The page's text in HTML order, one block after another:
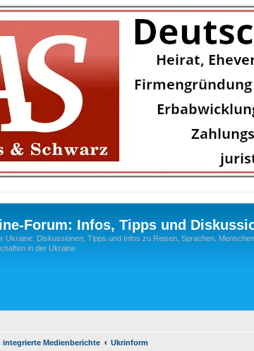
Forum: Infos, Tipps und
Ukraine: Diskussionen, Tipps und Infos zu Reisen, Sprachen,
in der Ukraine
Medienberichte Ukrinform